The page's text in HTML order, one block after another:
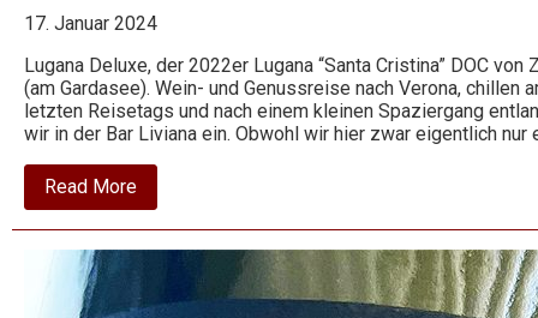
17. Januar 2024
Lugana Deluxe, der 2022er Lugana “Santa Cristina” DOC
(am Gardasee). Wein- und Genussreise nach Verona, chillen
letzten Reisetags und nach einem kleinen Spaziergang
wir in der Bar Liviana ein. Obwohl wir hier zwar eigentlich nur
Read Moreabout
2022
Lugana
–